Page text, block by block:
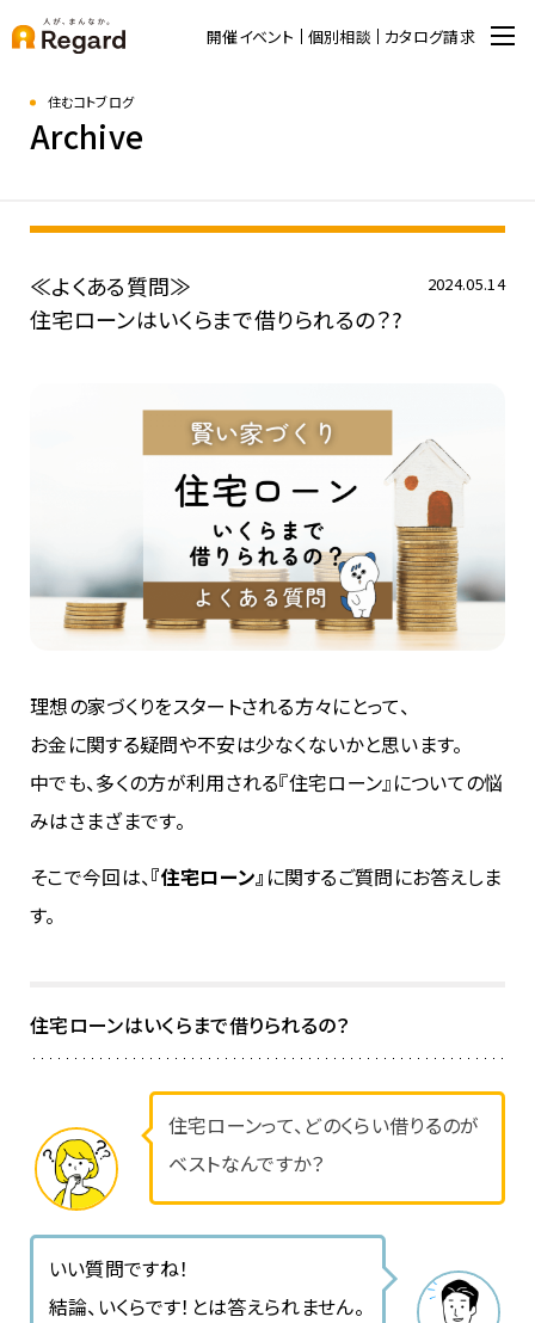
開催イベント 個別相談 カタログ請求
住むコトブログ
Archive
≪よくある質問≫
住宅ローンはいくらまで借りられるの？?
2024.05.14
理想の家づくりをスタートされる方々にとって、
お金に関する疑問や不安は少なくないかと思います。
中でも、多くの方が利用される『住宅ローン』についての悩
みはさまざまです。
そこで今回は、『住宅ローン』 に関するご質問にお答えしま
す。
住宅ローンはいくらまで借りられるの？
住宅ローンって、どのくらい借りるのが
ベストなんですか？
いい質問ですね！
結論、いくらです！とは答えられません。